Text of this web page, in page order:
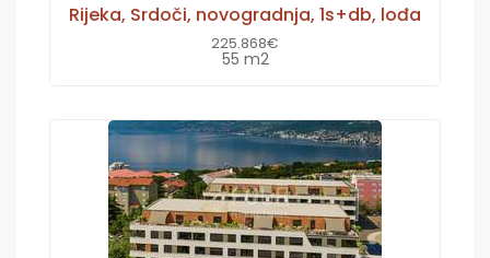
Rijeka, Srdoči, novogradnja, 1s+db, lođa
225.868€
55 m2